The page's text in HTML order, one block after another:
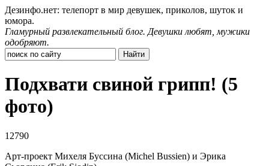
Дезинфо.нет: телепорт в мир девушек, приколов, шуток и
юмора.
Гламурный развлекательный блог. Девушки любят, мужики
одобряют.
Подхвати свиной грипп! (5
фото)
12790
Арт-проект Михеля Буссина (Michel Bussien) и Эрика